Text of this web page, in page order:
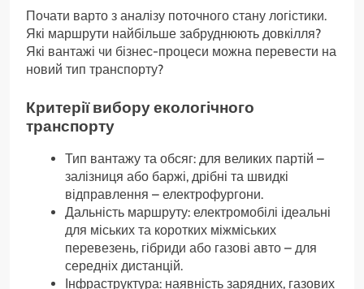
Почати варто з аналізу поточного стану логістики.
Які маршрути найбільше забруднюють довкілля?
Які вантажі чи бізнес-процеси можна перевести на
новий тип транспорту?
Критерії вибору екологічного
транспорту
Тип вантажу та обсяг: для великих партій –
залізниця або баржі, дрібні та швидкі
відправлення – електрофургони.
Дальність маршруту: електромобілі ідеальні
для міських та коротких міжміських
перевезень, гібриди або газові авто – для
середніх дистанцій.
Інфраструктура: наявність зарядних, газових